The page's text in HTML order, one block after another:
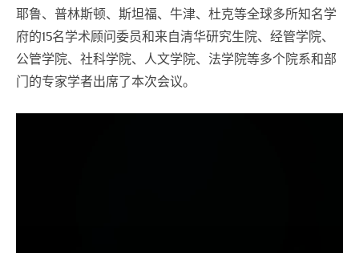
耶鲁、普林斯顿、斯坦福、牛津、杜克等全球多所知名学
府的15名学术顾问委员和来自清华研究生院、经管学院、
公管学院、社科学院、人文学院、法学院等多个院系和部
门的专家学者出席了本次会议。